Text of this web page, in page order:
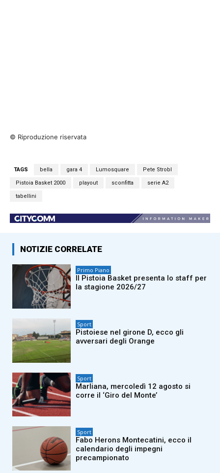
© Riproduzione riservata
TAGS bella gara 4 Lumosquare Pete Strobl
Pistoia Basket 2000 playout sconfitta serie A2
tabellini
NOTIZIE CORRELATE
Primo Piano
Il Pistoia Basket presenta lo staff per
la stagione 2026/27
Sport
Pistoiese nel girone D, ecco gli
avversari degli Orange
Sport
Marliana, mercoledì 12 agosto si
corre il ‘Giro del Monte’
Sport
Fabo Herons Montecatini, ecco il
calendario degli impegni
precampionato